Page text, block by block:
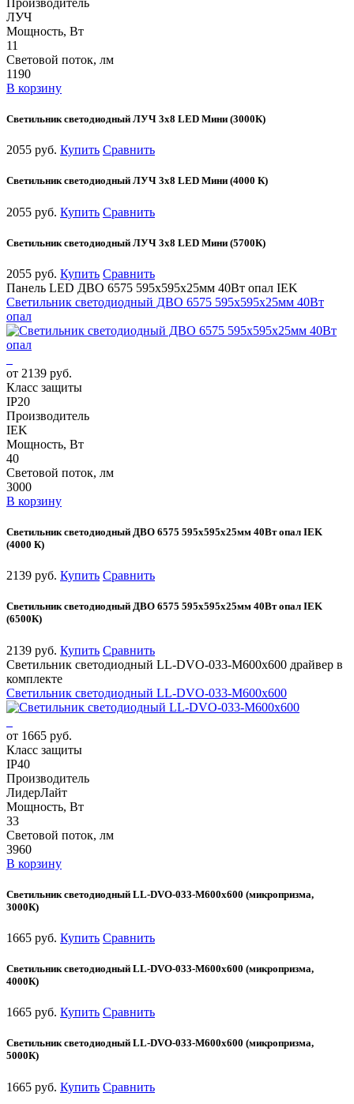
ЛУЧ
Мощность, Вт
11
Световой поток, лм
1190
В корзину
Светильник светодиодный ЛУЧ 3х8 LED Мини (3000К)
2055 руб. Купить Сравнить
Светильник светодиодный ЛУЧ 3х8 LED Мини (4000 К)
2055 руб. Купить Сравнить
Светильник светодиодный ЛУЧ 3х8 LED Мини (5700К)
2055 руб. Купить Сравнить
Панель LED ДВО 6575 595х595х25мм 40Вт опал IEK
Светильник светодиодный ДВО 6575 595х595х25мм 40Вт
опал
от 2139 руб.
Класс защиты
IP20
Производитель
IEK
Мощность, Вт
40
Световой поток, лм
3000
В корзину
Светильник светодиодный ДВО 6575 595х595х25мм 40Вт опал IEK
(4000 К)
2139 руб. Купить Сравнить
Светильник светодиодный ДВО 6575 595х595х25мм 40Вт опал IEK
(6500К)
2139 руб. Купить Сравнить
Светильник светодиодный LL-DVO-033-M600x600 драйвер в
комплекте
Светильник светодиодный LL-DVO-033-M600x600
от 1665 руб.
Класс защиты
IP40
Производитель
ЛидерЛайт
Мощность, Вт
33
Световой поток, лм
3960
В корзину
Светильник светодиодный LL-DVO-033-M600x600 (микропризма,
3000К)
1665 руб. Купить Сравнить
Светильник светодиодный LL-DVO-033-M600x600 (микропризма,
4000К)
1665 руб. Купить Сравнить
Светильник светодиодный LL-DVO-033-M600x600 (микропризма,
5000К)
1665 руб. Купить Сравнить